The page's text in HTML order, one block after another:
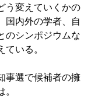
う変えていくかの
国内外の学者、自
のシンポジウムな
ている。
事選で候補者の擁
。